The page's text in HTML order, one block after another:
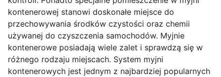
kontenerowej stanowi doskonałe miejsce do
przechowywania środków czystości oraz chemii
używanej do czyszczenia samochodów. Myjnie
kontenerowe posiadają wiele zalet i sprawdzą się w
różnego rodzaju miejscach. System myjni
kontenerowych jest jednym z najbardziej popularnych